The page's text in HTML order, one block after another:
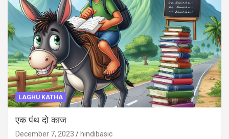
LAGHU KATHA
एक पंथ दो काज
December 7, 2023 hindibasic